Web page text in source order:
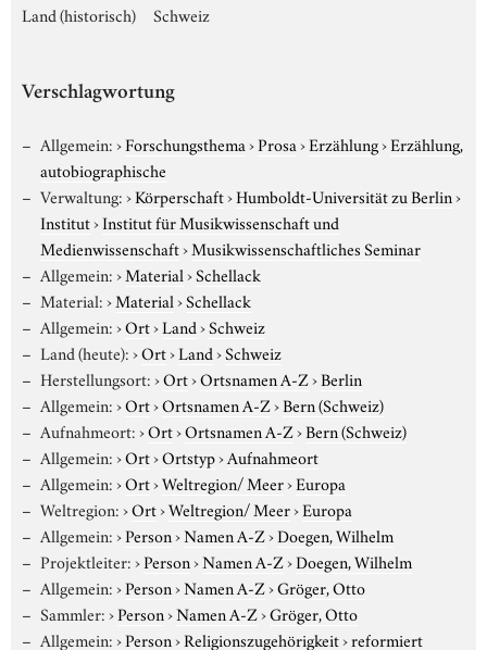
Land (historisch) Schweiz
Verschlagwortung
Allgemein:›Forschungsthema›Prosa›Erzählung›Erzählung,
autobiographische
Verwaltung:›Körperschaft›Humboldt-Universität zu Berlin›
Institut›Institut für Musikwissenschaft und
Medienwissenschaft›Musikwissenschaftliches Seminar
Allgemein:›Material›Schellack
Material:›Material›Schellack
Allgemein:›Ort›Land›Schweiz
Land (heute):›Ort›Land›Schweiz
Herstellungsort:›Ort›Ortsnamen A-Z›Berlin
Allgemein:›Ort›Ortsnamen A-Z›Bern (Schweiz)
Aufnahmeort:›Ort›Ortsnamen A-Z›Bern (Schweiz)
Allgemein:›Ort›Ortstyp›Aufnahmeort
Allgemein:›Ort›Weltregion/ Meer›Europa
Weltregion:›Ort›Weltregion/ Meer›Europa
Allgemein:›Person›Namen A-Z›Doegen, Wilhelm
Projektleiter:›Person›Namen A-Z›Doegen, Wilhelm
Allgemein:›Person›Namen A-Z›Gröger, Otto
Sammler:›Person›Namen A-Z›Gröger, Otto
Allgemein:›Person›Religionszugehörigkeit›reformiert